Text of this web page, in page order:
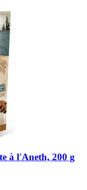
à l'Aneth, 200 g